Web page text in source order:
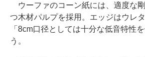
ウーファのコーン紙には、適度な
つ木材パルプを採用。エッジはウレ
「8cm口径としては十分な低音特性
う。